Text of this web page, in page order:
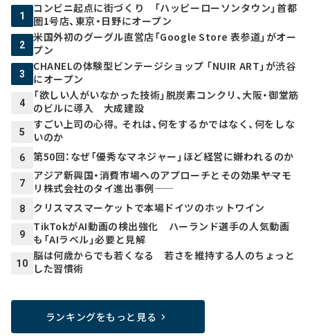
1
コンビニ起点に街づくり 「ハッピーローソンタウン」首都
圏1号店、東京・日野にオープン
2
米国外初のグーグル直営店「Google Store 表参道」がオー
プン
3
CHANELの体験型ビンテージショップ 「NUIR ART」が渋谷
にオープン
4
「欲しい人がいなかった技術」脱炭素コンクリ、大阪・御堂筋
のビルに導入 大成建設
5
すごい上司の心得。それは、何をするかではなく、何をしな
いのか
6 第50回：なぜ「優秀なマネジャー」ほど経営に嫌われるのか
7
アジア新興国・消費市場へのアプローチとその効果――ヤマモ
リ株式会社のタイ進出事例――
8 クリスマスマーケットで本場ドイツのホットワイン
9
TikTokがAI動画の検出強化 ハーランド選手の人気動画
も「AIラベル」必要と見解
10
脳は何歳からでも若くなる 若さを維持する人のちょっと
した習慣術
ランキングをもっと見る